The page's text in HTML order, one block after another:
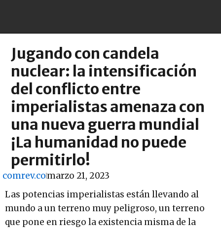
Jugando con candela
nuclear: la intensificación
del conflicto entre
imperialistas amenaza con
una nueva guerra mundial
¡La humanidad no puede
permitirlo!
comrev.comarzo 21, 2023
Las potencias imperialistas están llevando al
mundo a un terreno muy peligroso, un terreno
que pone en riesgo la existencia misma de la